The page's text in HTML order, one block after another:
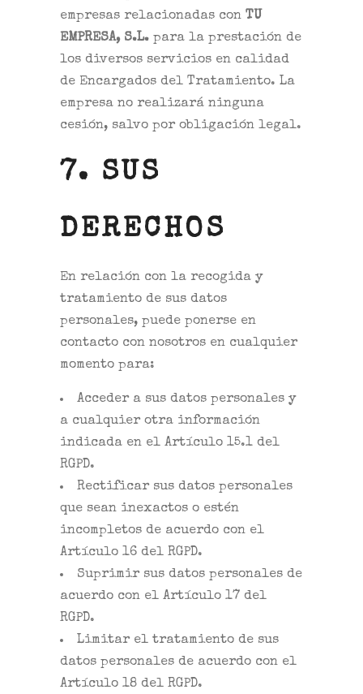
empresas relacionadas con TU
EMPRESA, S.L. para la prestación de
los diversos servicios en calidad
de Encargados del Tratamiento. La
empresa no realizará ninguna
cesión, salvo por obligación legal.
7. SUS
DERECHOS
En relación con la recogida y
tratamiento de sus datos
personales, puede ponerse en
contacto con nosotros en cualquier
momento para:
Acceder a sus datos personales y
a cualquier otra información
indicada en el Artículo 15.1 del
RGPD.
Rectificar sus datos personales
que sean inexactos o estén
incompletos de acuerdo con el
Artículo 16 del RGPD.
Suprimir sus datos personales de
acuerdo con el Artículo 17 del
RGPD.
Limitar el tratamiento de sus
datos personales de acuerdo con el
Artículo 18 del RGPD.